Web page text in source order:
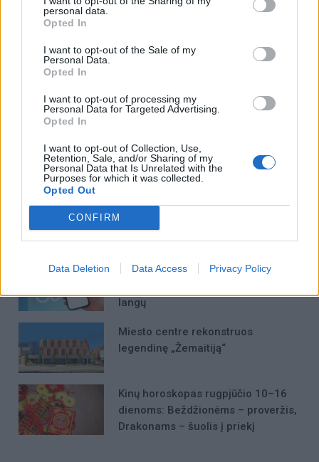
personal data.
Opted In
I want to opt-out of the Sale of my
Personal Data.
Opted In
I want to opt-out of processing my
Personal Data for Targeted Advertising.
Opted In
I want to opt-out of Collection, Use,
Retention, Sale, and/or Sharing of my
Personal Data that Is Unrelated with the
Purposes for which it was collected.
Opted Out
CONFIRM
Data Deletion Data Access Privacy Policy
Į Klaipėdą iš emigracijos
įvardijo didžiausią savo
Jūros šventę anksčiau
Klemencovas: gal jau
užtenka
„Chrome“ gudrybė, apie kurią žino
langų
Miesto centre rekonstruos
legendinę „Žemaitiją“
Kinų horoskopas rugpjūčio 10–16
dienoms: Beždžionėms – proveržis,
Drakonams – šuolis į priekį